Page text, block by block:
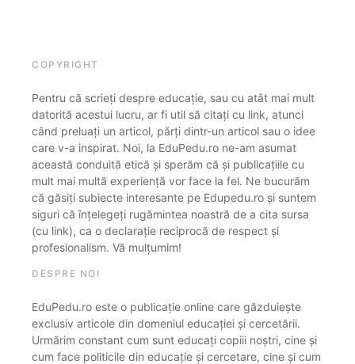
COPYRIGHT
Pentru că scrieți despre educație, sau cu atât mai mult
datorită acestui lucru, ar fi util să citați cu link, atunci
când preluați un articol, părți dintr-un articol sau o idee
care v-a inspirat. Noi, la EduPedu.ro ne-am asumat
această conduită etică și sperăm că și publicațiile cu
mult mai multă experiență vor face la fel. Ne bucurăm
că găsiți subiecte interesante pe Edupedu.ro și suntem
siguri că înțelegeți rugămintea noastră de a cita sursa
(cu link), ca o declarație reciprocă de respect și
profesionalism. Vă mulțumim!
DESPRE NOI
EduPedu.ro este o publicație online care găzduiește
exclusiv articole din domeniul educației și cercetării.
Urmărim constant cum sunt educați copiii noștri, cine și
cum face politicile din educație și cercetare, cine și cum